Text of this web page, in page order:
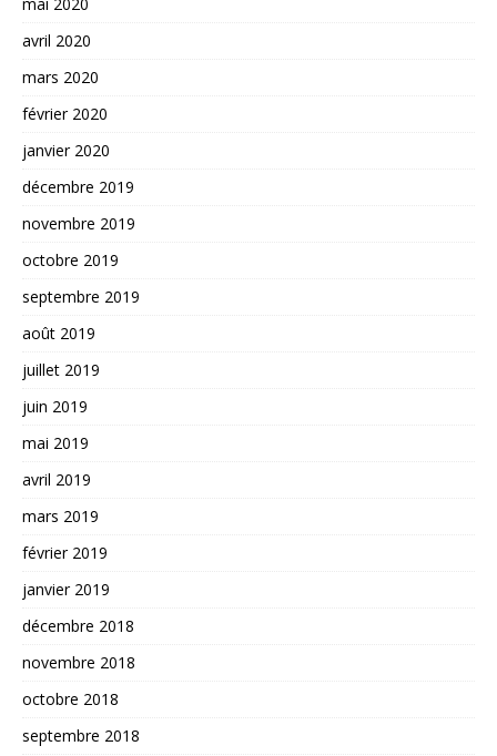
avril 2020
mars 2020
février 2020
janvier 2020
décembre 2019
novembre 2019
octobre 2019
septembre 2019
août 2019
juillet 2019
juin 2019
mai 2019
avril 2019
mars 2019
février 2019
janvier 2019
décembre 2018
novembre 2018
octobre 2018
septembre 2018